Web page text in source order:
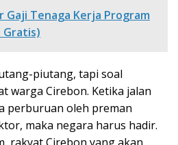
Gaji Tenaga Kerja Program
Gratis)
piutang, tapi soal
warga Cirebon. Ketika jalan
perburuan oleh preman
maka negara harus hadir.